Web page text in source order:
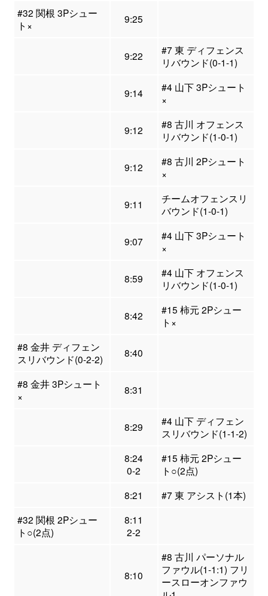
#32 関根 3Pシュー
ト×
9:25
9:22
#7 東 ディフェンス
リバウンド(0-1-1)
9:14
#4 山下 3Pシュート
×
9:12
#8 古川 オフェンス
リバウンド(1-0-1)
9:12
#8 古川 2Pシュート
×
9:11
チームオフェンスリ
バウンド(1-0-1)
9:07
#4 山下 3Pシュート
×
8:59
#4 山下 オフェンス
リバウンド(1-0-1)
8:42
#15 柿元 2Pシュー
ト×
#8 金井 ディフェン
スリバウンド(0-2-2)
8:40
#8 金井 3Pシュート
×
8:31
8:29
#4 山下 ディフェン
スリバウンド(1-1-2)
8:24
0-2
#15 柿元 2Pシュー
ト○(2点)
8:21
#7 東 アシスト(1本)
#32 関根 2Pシュー
ト○(2点)
8:11
2-2
8:10
#8 古川 パーソナル
ファウル(1-1:1) フリ
ースローオンファウ